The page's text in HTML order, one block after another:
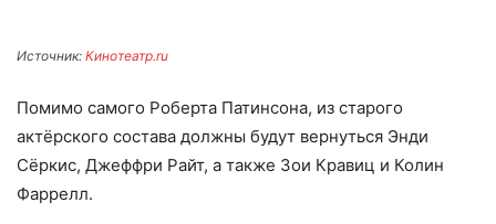
Источник: Кинотеатр.ru
Помимо самого Роберта Патинсона, из старого
актёрского состава должны будут вернуться Энди
Сёркис, Джеффри Райт, а также Зои Кравиц и Колин
Фаррелл.